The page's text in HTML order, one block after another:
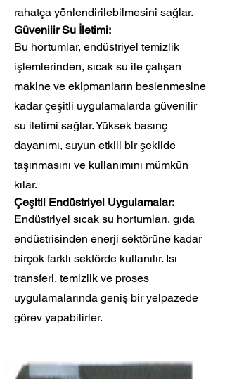
rahatça yönlendirilebilmesini sağlar.
Güvenilir Su İletimi:
Bu hortumlar, endüstriyel temizlik
işlemlerinden, sıcak su ile çalışan
makine ve ekipmanların beslenmesine
kadar çeşitli uygulamalarda güvenilir
su iletimi sağlar. Yüksek basınç
dayanımı, suyun etkili bir şekilde
taşınmasını ve kullanımını mümkün
kılar.
Çeşitli Endüstriyel Uygulamalar:
Endüstriyel sıcak su hortumları, gıda
endüstrisinden enerji sektörüne kadar
birçok farklı sektörde kullanılır. Isı
transferi, temizlik ve proses
uygulamalarında geniş bir yelpazede
görev yapabilirler.